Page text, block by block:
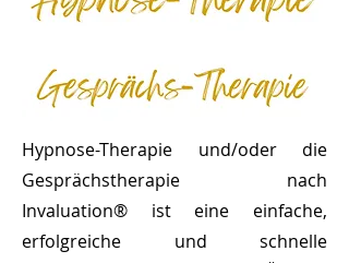
Hypnose-Therapie und/oder die
Gesprächstherapie nach
Invaluation® ist eine einfache,
erfolgreiche und schnelle